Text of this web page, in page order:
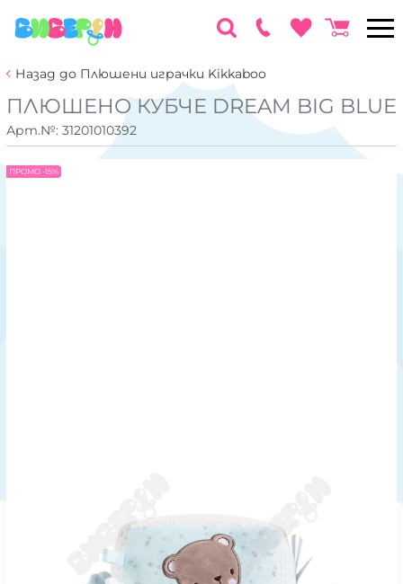
Назад до Плюшени играчки Kikkaboo
ПЛЮШЕНО КУБЧЕ DREAM BIG BLUE
Арт.№: 31201010392
ПРОМО -15%